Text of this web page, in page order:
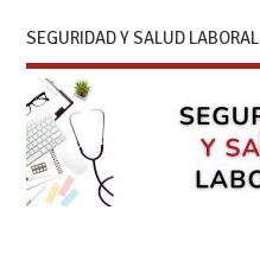
SEGURIDAD Y SALUD LABORAL